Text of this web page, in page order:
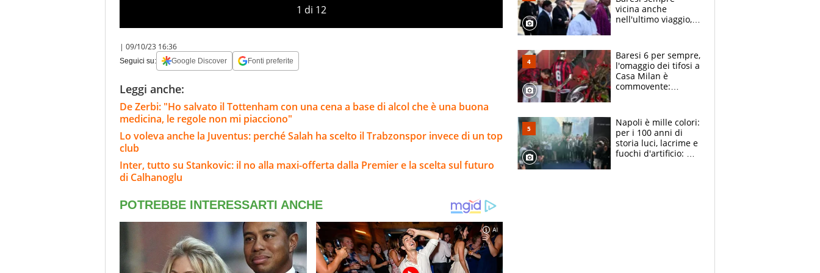
1 di 12
| 09/10/23 16:36
Seguici su: Google Discover Fonti preferite
Leggi anche:
De Zerbi: "Ho salvato il Tottenham con una cena a base di alcol che è una buona
medicina, le regole non mi piacciono"
Lo voleva anche la Juventus: perché Salah ha scelto il Trabzonspor invece di un top
club
Inter, tutto su Stankovic: il no alla maxi-offerta dalla Premier e la scelta sul futuro
di Calhanoglu
vicina anche
nell'ultimo viaggio,
circondati
dall'affetto dei tifosi
Baresi 6 per sempre,
l'omaggio dei tifosi a
Casa Milan è
commovente:
bigliettini
Napoli è mille colori:
per i 100 anni di
storia luci, lacrime e
fuochi d'artificio: De